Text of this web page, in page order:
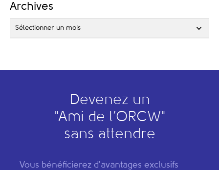
Archives
Sélectionner un mois
Devenez un
"Ami de l’ORCW"
sans attendre
Vous bénéficierez d'avantages exclusifs